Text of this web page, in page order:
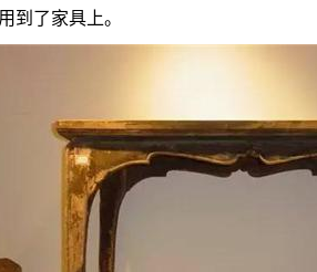
到了家具上。